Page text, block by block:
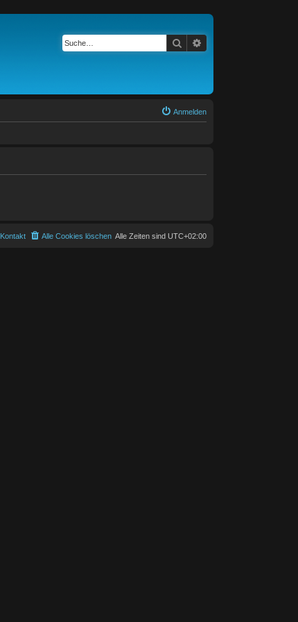
Suche
Anmelden
Alle Zeiten sind UTC+02:00
Alle Cookies löschen
Kontakt